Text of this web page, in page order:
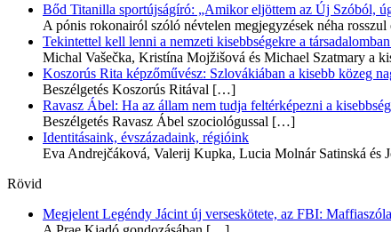
Bőd Titanilla sportújságíró: „Amikor eljöttem az Új Szóból,
A pónis rokonairól szóló névtelen megjegyzések néha
Tekintettel kell lenni a nemzeti kisebbségekre a
Michal Vašečka, Kristína Mojžišová és Michael Szatmary a
Koszorús Rita képzőművész: Szlovákiában a kisebb közeg
Beszélgetés Koszorús Ritával […]
Ravasz Ábel: Ha az állam nem tudja feltérképezni a
Beszélgetés Ravasz Ábel szociológussal […]
Identitásaink, évszázadaink, régióink
Eva Andrejčáková, Valerij Kupka, Lucia Molnár Satinská és
Rövid
Megjelent Legéndy Jácint új verseskötete, az FBI: